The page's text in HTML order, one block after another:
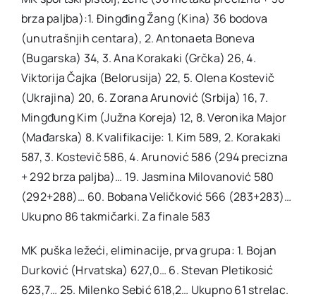
brza paljba):1. Đingđing Žang (Kina) 36 bodova
(unutrašnjih centara), 2. Antonaeta Boneva
(Bugarska) 34, 3. Ana Korakaki (Grčka) 26, 4.
Viktorija Čajka (Belorusija) 22, 5. Olena Kostevič
(Ukrajina) 20, 6. Zorana Arunović (Srbija) 16, 7.
Mingđung Kim (Južna Koreja) 12, 8. Veronika Major
(Mađarska) 8. Kvalifikacije: 1. Kim 589, 2. Korakaki
587, 3. Kostevič 586, 4. Arunović 586 (294 precizna
+ 292 brza paljba)… 19. Jasmina Milovanović 580
(292+288)… 60. Bobana Veličković 566 (283+283)…
Ukupno 86 takmičarki. Za finale 583
MK puška ležeći, eliminacije, prva grupa: 1. Bojan
Durković (Hrvatska) 627,0… 6. Stevan Pletikosić
623,7… 25. Milenko Sebić 618,2… Ukupno 61 strelac.